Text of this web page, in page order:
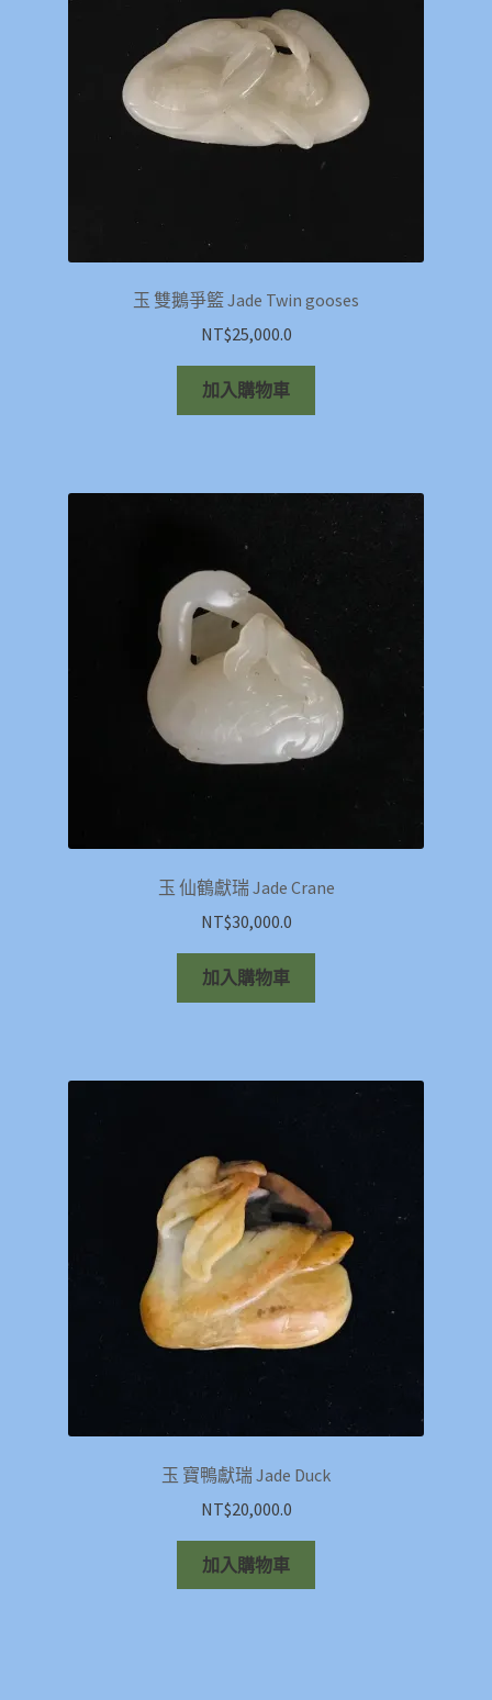
玉 雙鵝爭籃 Jade Twin gooses
NT$25,000.0
加入購物車
玉 仙鶴獻瑞 Jade Crane
NT$30,000.0
加入購物車
玉 寶鴨獻瑞 Jade Duck
NT$20,000.0
加入購物車